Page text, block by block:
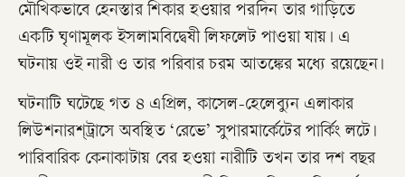
মৌখিকভাবে হেনস্তার শিকার হওয়ার পরদিন তার গাড়িতে
একটি ঘৃণামূলক ইসলামবিদ্বেষী লিফলেট পাওয়া যায়। এ
ঘটনায় ওই নারী ও তার পরিবার চরম আতঙ্কের মধ্যে রয়েছেন।
ঘটনাটি ঘটেছে গত ৪ এপ্রিল, কাসেল-হেলেব্যুন এলাকার
লিউশনারশ্ট্রাসে অবস্থিত ‘রেভে’ সুপারমার্কেটের পার্কিং লটে।
পারিবারিক কেনাকাটায় বের হওয়া নারীটি তখন তার দশ বছর